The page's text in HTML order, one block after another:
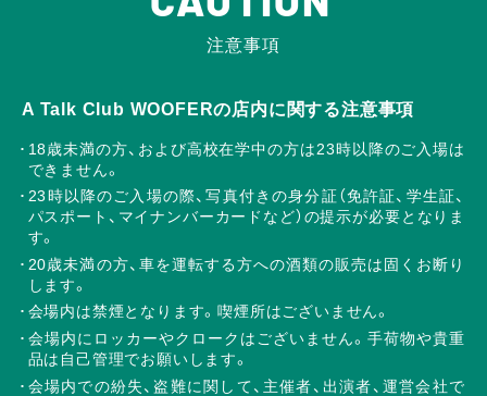
注意事項
A Talk Club WOOFERの店内に関する注意事項
18歳未満の方、および高校在学中の方は23時以降のご入場は
できません。
23時以降のご入場の際、写真付きの身分証（免許証、学生証、
パスポート、マイナンバーカードなど）の提示が必要となりま
す。
20歳未満の方、車を運転する方への酒類の販売は固くお断り
します。
会場内は禁煙となります。喫煙所はございません。
会場内にロッカーやクロークはございません。手荷物や貴重
品は自己管理でお願いします。
会場内での紛失、盗難に関して、主催者、出演者、運営会社で